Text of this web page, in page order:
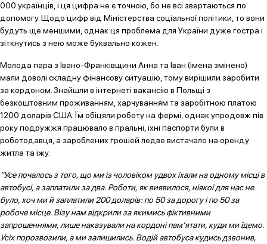
000 українців, і ця цифра не є точною, бо не всі звертаються по
допомогу. Щодо цифр від Міністерства соціальної політики, то вони
будуть ще меншими, однак ця проблема для України дуже гостра і
зіткнутись з нею може буквально кожен.
Молода пара з Івано-Франківщини Анна та Іван (імена змінено)
мали доволі складну фінансову ситуацію, тому вирішили заробити
за кордоном. Знайшли в інтернеті вакансію в Польщі з
безкоштовним проживанням, харчуванням та заробітною платою
1200 доларів США. Їм обіцяли роботу на фермі, однак упродовж пів
року подружжя працювало в пральні, їхні паспорти були в
роботодавця, а зароблених грошей ледве вистачало на оренду
житла та їжу.
“Усе почалось з того, що ми із чоловіком удвох їхали на одному місці в
автобусі, а заплатили за два. Роботи, як виявилося, ніякої для нас не
було, хоч ми й заплатили 200 доларів: по 50 за дорогу і по 50 за
робоче місце. Візу нам відкрили за якимись фіктивними
запрошеннями, лише наказували на кордоні пам’ятати, куди ми їдемо.
Усіх порозвозили, а ми залишились. Водій автобуса кудись дзвонив,